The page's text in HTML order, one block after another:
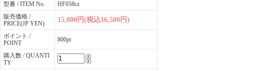
型番 / ITEM No.
HF058cz
販売価格 /
PRICE(JP YEN)
15,000円(税込16,500円)
ポイント /
POINT
800pt
購入数 / QUANTI
TY